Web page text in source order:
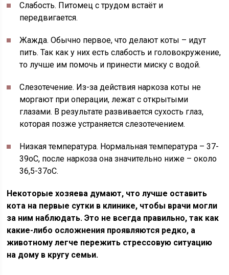
Слабость. Питомец с трудом встаёт и
передвигается.
Жажда. Обычно первое, что делают коты – идут
пить. Так как у них есть слабость и головокружение,
то лучше им помочь и принести миску с водой.
Слезотечение. Из-за действия наркоза коты не
моргают при операции, лежат с открытыми
глазами. В результате развивается сухость глаз,
которая позже устраняется слезотечением.
Низкая температура. Нормальная температура – 37-
39оС, после наркоза она значительно ниже – около
36,5-37оC.
Некоторые хозяева думают, что лучше оставить
кота на первые сутки в клинике, чтобы врачи могли
за ним наблюдать. Это не всегда правильно, так как
какие-либо осложнения проявляются редко, а
животному легче пережить стрессовую ситуацию
на дому в кругу семьи.